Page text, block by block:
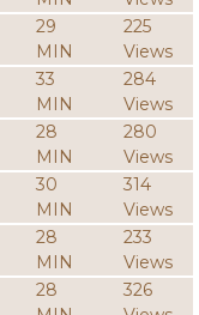
29
MIN
225
Views
33
MIN
284
Views
28
MIN
280
Views
30
MIN
314
Views
28
MIN
233
Views
28
326